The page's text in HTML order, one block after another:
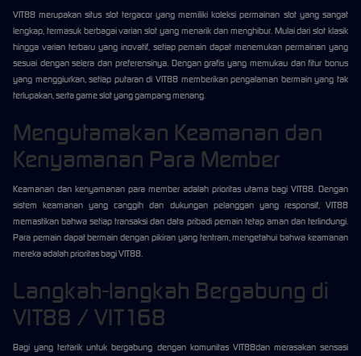
VIT88 merupakan situs slot tergacor yang memiliki koleksi permainan slot yang sangat
lengkap, termasuk berbagai varian slot yang menarik dan menghibur. Mulai dari slot klasik
hingga varian terbaru yang inovatif, setiap pemain dapat menemukan permainan yang
sesuai dengan selera dan preferensinya. Dengan grafis yang memukau dan fitur bonus
yang menggiurkan, setiap putaran di VIT88 memberikan pengalaman bermain yang tak
terlupakan, serta game slot yang gampang menang.
Mengutamakan Keamanan dan
Kenyamanan Para Member
Keamanan dan kenyamanan para member adalah prioritas utama bagi VIT88. Dengan
sistem keamanan yang canggih dan dukungan pelanggan yang responsif, VIT88
memastikan bahwa setiap transaksi dan data pribadi pemain tetap aman dan terlindungi.
Para pemain dapat bermain dengan pikiran yang tentram, mengetahui bahwa keamanan
mereka adalah prioritas bagi VIT88.
Langkah-langkah Bergabung di
VIT88 / VIT168
Bagi yang tertarik untuk bergabung dengan komunitas VIT88dan merasakan sensasi